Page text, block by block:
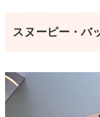
スヌーピー・バ